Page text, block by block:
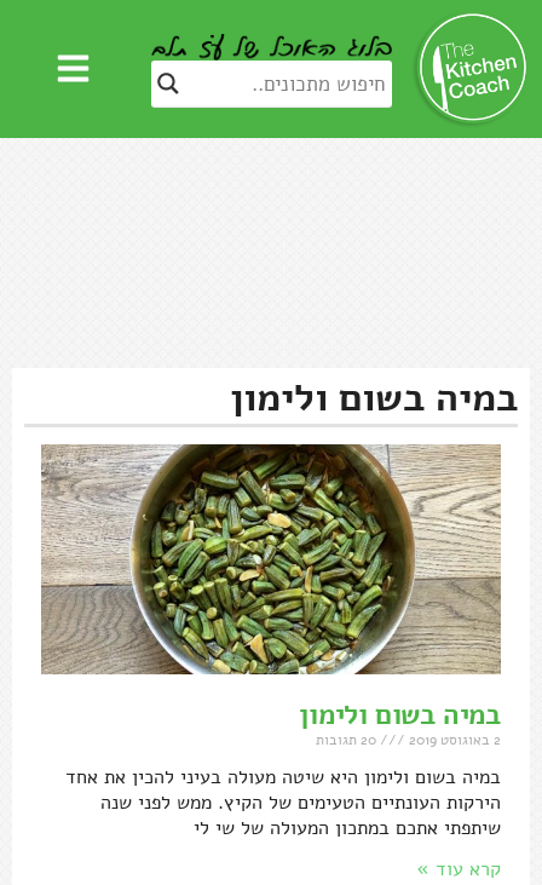
במיה בשום ולימון
במיה בשום ולימון
2 באוגוסט 2019
במיה בשום ולימון היא שיטה מעולה בעיני להכין את אחד
הירקות העונתיים הטעימים של הקיץ. ממש לפני שנה
שיתפתי אתכם במתכון המעולה של שי לי
קרא עוד »